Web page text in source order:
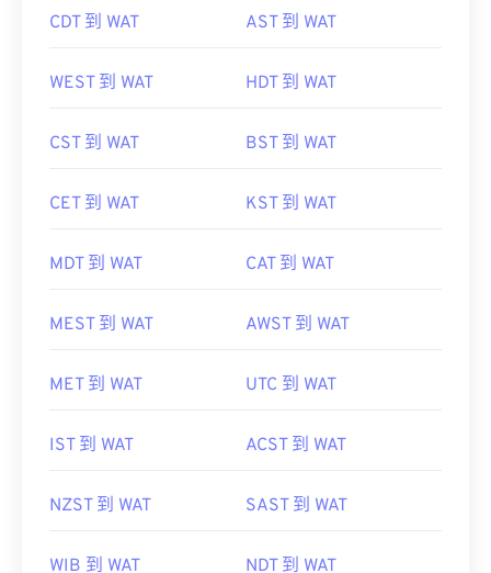
CDT 到 WAT AST 到 WAT
WEST 到 WAT HDT 到 WAT
CST 到 WAT BST 到 WAT
CET 到 WAT KST 到 WAT
MDT 到 WAT CAT 到 WAT
MEST 到 WAT AWST 到 WAT
MET 到 WAT UTC 到 WAT
IST 到 WAT ACST 到 WAT
NZST 到 WAT SAST 到 WAT
WIB 到 WAT NDT 到 WAT